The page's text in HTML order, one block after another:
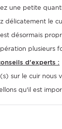
une petite
délicatement le
désormais
plusieurs
d'experts :
sur le cuir nous
qu'il est